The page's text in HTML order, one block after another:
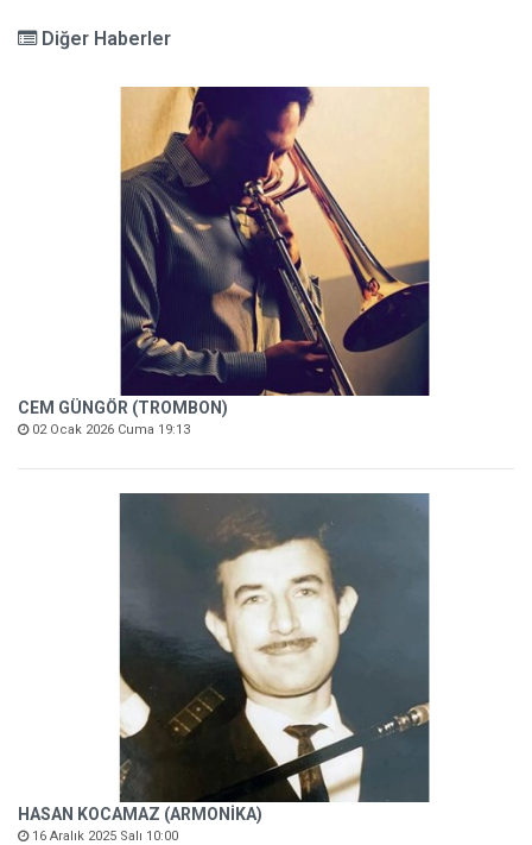
Diğer Haberler
CEM GÜNGÖR (TROMBON)
02 Ocak 2026 Cuma 19:13
HASAN KOCAMAZ (ARMONİKA)
16 Aralık 2025 Salı 10:00